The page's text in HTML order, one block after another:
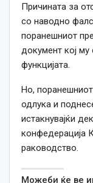
Причината за
со наводно
поранешниот
документ кој
функцијата.
Но,
одлука и
истакнувајќи
конфедерација
раководство.
Можеби ќе ве